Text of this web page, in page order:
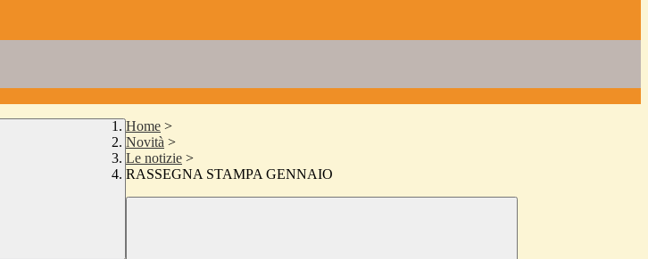
Home >
Novità >
Le notizie >
RASSEGNA STAMPA GENNAIO